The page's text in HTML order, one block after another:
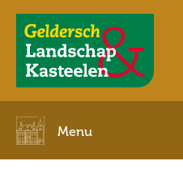
Geldersch
Landschap
en
Menu
Pagemenu